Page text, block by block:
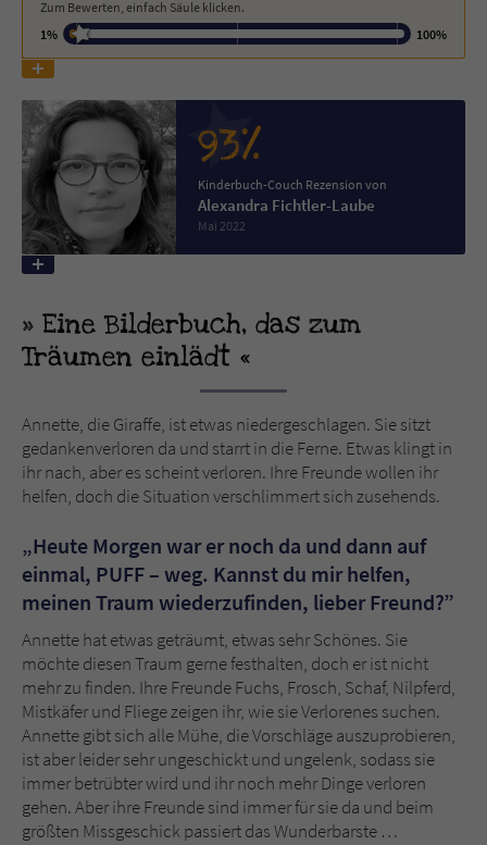
Zum Bewerten, einfach Säule klicken.
1%
100%
93%
Kinderbuch-Couch Rezension von
Alexandra Fichtler-Laube
Mai 2022
Eine Bilderbuch, das zum
Träumen einlädt
Annette, die Giraffe, ist etwas niedergeschlagen. Sie sitzt
gedankenverloren da und starrt in die Ferne. Etwas klingt in
ihr nach, aber es scheint verloren. Ihre Freunde wollen ihr
helfen, doch die Situation verschlimmert sich zusehends.
„Heute Morgen war er noch da und dann auf
einmal, PUFF – weg. Kannst du mir helfen,
meinen Traum wiederzufinden, lieber Freund?”
Annette hat etwas geträumt, etwas sehr Schönes. Sie
möchte diesen Traum gerne festhalten, doch er ist nicht
mehr zu finden. Ihre Freunde Fuchs, Frosch, Schaf, Nilpferd,
Mistkäfer und Fliege zeigen ihr, wie sie Verlorenes suchen.
Annette gibt sich alle Mühe, die Vorschläge auszuprobieren,
ist aber leider sehr ungeschickt und ungelenk, sodass sie
immer betrübter wird und ihr noch mehr Dinge verloren
gehen. Aber ihre Freunde sind immer für sie da und beim
größten Missgeschick passiert das Wunderbarste …
Name tx_pwcomments_ahash
Anbieter Literatur-Couch Medien GmbH & Co. KG
Laufzeit 1 Jahr
Zweck Cookie für Kommentare einzelner Buchtitel
Name
Anbieter Literatur-Couch Medien GmbH & Co. KG
Laufzeit Session
Zweck
Dieses Cookie gewährleistet die
Kommunikation der Webseite mit dem
Benutzer. Es wird benötigt um z. B. den
Sicherheitscode des Kontaktformulars zu